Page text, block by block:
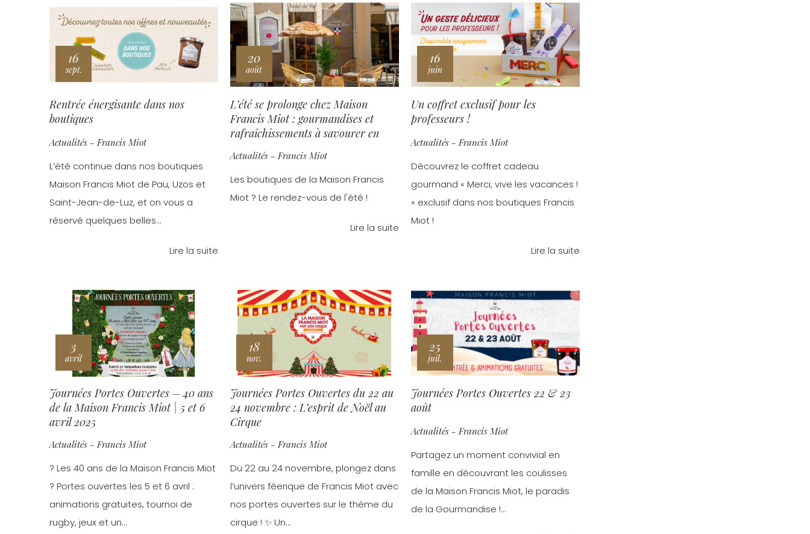
16
sept.
Rentrée énergisante dans nos
boutiques
Actualités - Francis Miot
L’été continue dans nos boutiques
Maison Francis Miot de Pau, Uzos et
Saint-Jean-de-Luz, et on vous a
réservé quelques belles...
Lire la suite
20
août
L’été se prolonge chez Maison
Francis Miot : gourmandises et
rafraîchissements à savourer en
boutiques
Actualités - Francis Miot
Les boutiques de la Maison Francis
Miot ? Le rendez-vous de l'été !
Lire la suite
16
juin
Un coffret exclusif pour les
professeurs !
Actualités - Francis Miot
Découvrez le coffret cadeau
gourmand « Merci, vive les vacances !
» exclusif dans nos boutiques Francis
Miot !
Lire la suite
3
avril
Journées Portes Ouvertes – 40 ans
de la Maison Francis Miot | 5 et 6
avril 2025
Actualités - Francis Miot
? Les 40 ans de la Maison Francis Miot
? Portes ouvertes les 5 et 6 avril :
animations gratuites, tournoi de
rugby, jeux et un...
18
nov.
Journées Portes Ouvertes du 22 au
24 novembre : L’esprit de Noël au
Cirque
Actualités - Francis Miot
Du 22 au 24 novembre, plongez dans
l’univers féerique de Francis Miot avec
nos portes ouvertes sur le thème du
cirque ! ✨ Un...
25
juil.
Journées Portes Ouvertes 22 & 23
août
Actualités - Francis Miot
Partagez un moment convivial en
famille en découvrant les coulisses
de la Maison Francis Miot, le paradis
de la Gourmandise !...